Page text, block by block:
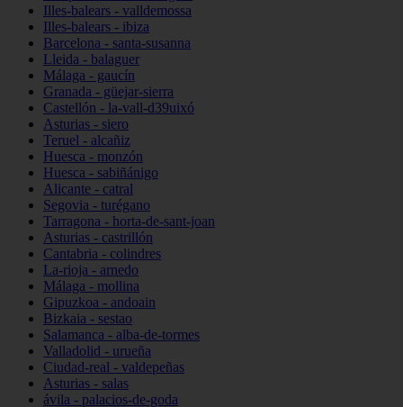
Illes-balears - valldemossa
Illes-balears - ibiza
Barcelona - santa-susanna
Lleida - balaguer
Málaga - gaucín
Granada - güejar-sierra
Castellón - la-vall-d39uixó
Asturias - siero
Teruel - alcañiz
Huesca - monzón
Huesca - sabiñánigo
Alicante - catral
Segovia - turégano
Tarragona - horta-de-sant-joan
Asturias - castrillón
Cantabria - colindres
La-rioja - arnedo
Málaga - mollina
Gipuzkoa - andoain
Bizkaia - sestao
Salamanca - alba-de-tormes
Valladolid - urueña
Ciudad-real - valdepeñas
Asturias - salas
ávila - palacios-de-goda